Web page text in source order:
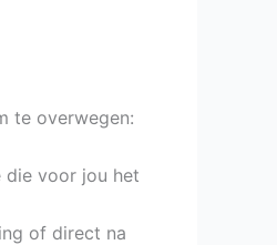
te overwegen:
die voor jou het
of direct na